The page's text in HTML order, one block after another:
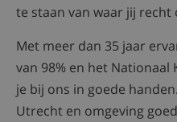
te staan van waar jij recht
Met meer dan 35 jaar
van 98% en het Nationaal
je bij ons in goede
Utrecht en omgeving